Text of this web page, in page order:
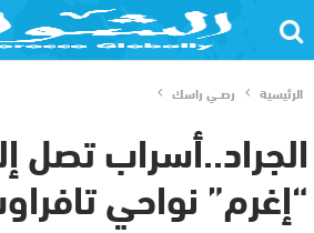
الرئيسية رصــي راسك
الجراد..أسراب تصل
“إغرم” نواحي